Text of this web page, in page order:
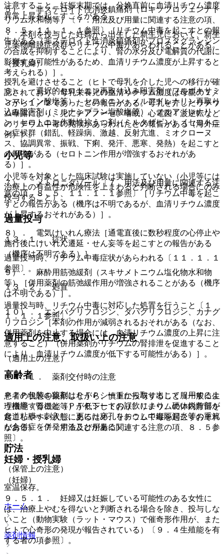
注意すること。妊娠末期では、分娩直前に血清リチウム濃度
異常上昇を起こすことがある。
・ 本剤を投与した妊婦から出生した新生児において、新生
児薬物離脱症候群やリチウム中毒があらわれることがある。
（授乳婦）
授乳を避けさせること（ヒトで母乳を介した児への移行が確
認されており、母乳栄養児の血清リチウム濃度は母親の１／
３から１／２であったとの報告がある。母乳を介したリチウ
ム曝露により、児にチアノーゼ、嗜眠、心電図Ｔ波逆転など
のリチウム中毒の兆候があらわれたとの報告がある（海外症
例））。
小児等
小児等を対象とした臨床試験は実施していない（小児等には
治療上の有益性が危険性を上まわると判断される場合にのみ
投与すること）。
過量投与
１３．１． 症状
過量投与時、リチウム中毒症状があらわれる〔１１．１．１
参照〕。
１３．２． 処置
過量投与時、リチウム中毒に対応した処置を行うこと〔１
１．１．１参照〕。
適用上の注意、取扱い上の注意
（適用上の注意）
１４．１． 薬剤交付時の注意
ＰＴＰ包装の薬剤はＰＴＰシートから取り出して服用するよ
う指導すること（ＰＴＰシートの誤飲により、硬い鋭角部が
食道粘膜へ刺入し、更には穿孔をおこして縦隔洞炎等の重篤
な合併症を併発することがある）。
貯法
（保管上の注意）
室温保存。
ホーム
薬剤情報
５）． 非ステロイド性消炎鎮痛剤（ロキソプロフェンナト
リウム水和物等）〔７．用法及び用量に関連する注意の項、
８．５、１１．１．１参照〕［リチウム中毒を起こすとの報
告がある（非ステロイド性消炎鎮痛剤がプロスタグランジン
の合成を抑制することにより、腎の水分及び電解質の代謝に
影響する可能性があるため、血清リチウム濃度が上昇すると
考えられる）］。
６）． 選択的セロトニン再取り込み阻害剤（フルボキサミ
ンマレイン酸塩等）、セロトニン・ノルアドレナリン再取り
込み阻害剤（ミルナシプラン塩酸塩等）、ノルアドレナリ
ン・セロトニン作動性抗うつ剤（ミルタザピン）［セロトニ
ン症候群（錯乱、軽躁病、激越、反射亢進、ミオクローヌ
ス、協調異常、振戦、下痢、発汗、悪寒、発熱）を起こすと
の報告がある（セロトニン作用が増強するおそれがあ
る）］。
７）． メトロニダゾール〔７．用法及び用量に関連する注
意の項、８．５、１１．１．１参照〕［リチウム中毒を起こ
すとの報告がある（機序は不明であるが、血清リチウム濃度
が上昇するおそれがある）］。
８）． 電気けいれん療法［通電直後に数秒程度の心停止や
施行後にけいれん遷延・せん妄等を起こすとの報告がある
（機序は不明である）］。
９）． 麻酔用筋弛緩剤（スキサメトニウム塩化物水和物
等）［併用薬剤の筋弛緩作用が増強されることがある（機序
は不明である）］。
１０）． エンパグリフロジン、ダパグリフロジン、カナグ
リフロジン［本剤の作用が減弱されるおそれがある（なお、
併用薬剤を中止する場合には、血清リチウム濃度の上昇に注
意すること）（併用薬剤がリチウムの腎排泄を促進すること
により、血清リチウム濃度が低下する可能性がある）］。
高齢者
患者の状態を観察しながら、慎重に投与すること（一般に生
理機能（腎機能等）が低下しており、リチウムの体内貯留を
起こしやすい状態にあるため、リチウム中毒を起こすおそれ
がある）〔７．用法及び用量に関連する注意の項、８．５参
照〕。
妊婦・授乳婦
（妊婦）
９．５．１． 妊婦又は妊娠している可能性のある女性に
は、治療上やむを得ないと判断される場合を除き、投与しな
いこと（動物実験（ラット・マウス）で催奇形作用が、また
ヒトで心奇形の発現が報告されている）〔９．４生殖能を有
する者の項参照〕。